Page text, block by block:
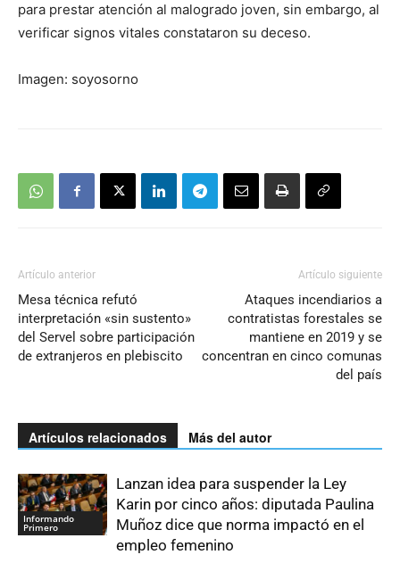
para prestar atención al malogrado joven, sin embargo, al
verificar signos vitales constataron su deceso.
Imagen: soyosorno
Artículo anterior
Mesa técnica refutó
interpretación «sin sustento»
del Servel sobre participación
de extranjeros en plebiscito
Artículo siguiente
Ataques incendiarios a
contratistas forestales se
mantiene en 2019 y se
concentran en cinco comunas
del país
Artículos relacionados Más del autor
Informando
Primero
Lanzan idea para suspender la Ley
Karin por cinco años: diputada Paulina
Muñoz dice que norma impactó en el
empleo femenino